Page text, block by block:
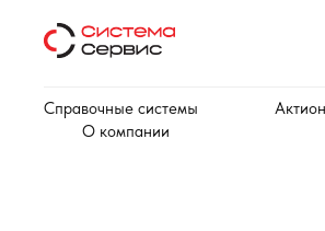
Справочные системы
О компании